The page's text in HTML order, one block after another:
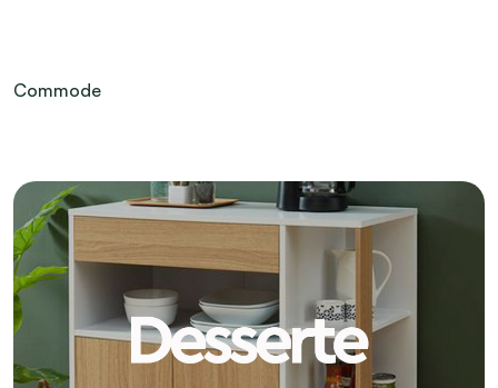
Commode